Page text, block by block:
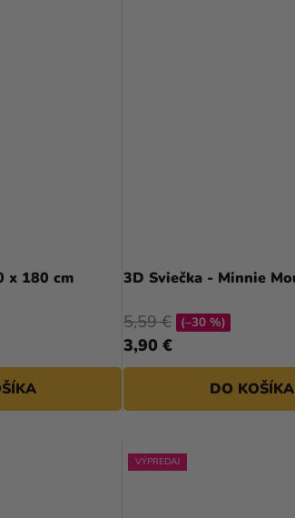
x 180 cm 3D Sviečka - Minnie
3,90 €
5,59 € (–30 %)
DO KOŠÍKA
VÝPREDAJ